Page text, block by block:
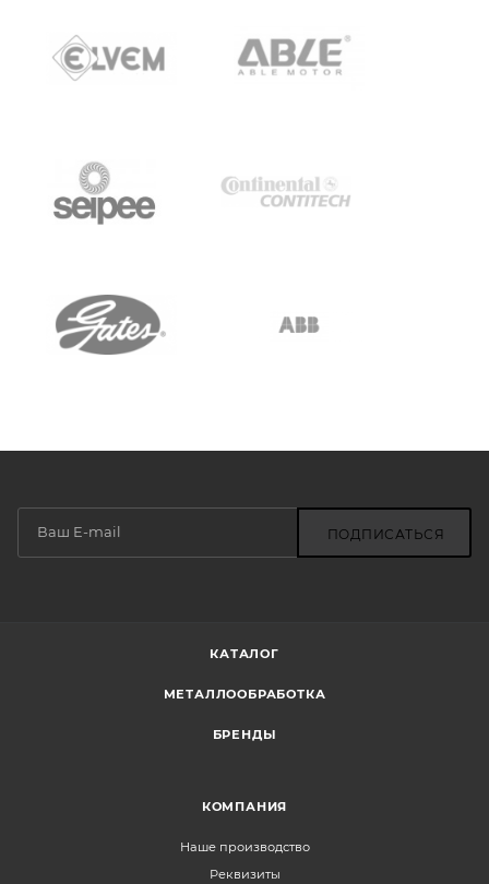
ПОДПИСАТЬСЯ
КАТАЛОГ
МЕТАЛЛООБРАБОТКА
БРЕНДЫ
КОМПАНИЯ
Наше производство
Реквизиты